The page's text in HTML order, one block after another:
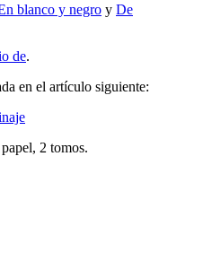
blanco y negro y De
de.
en el artículo siguiente:
2 tomos.